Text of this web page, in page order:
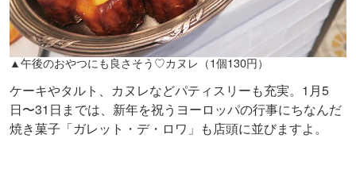
▲午後のおやつにも良さそう♡カヌレ（1個130円）
ケーキやタルト、カヌレなどパティスリーも充実。1月5
日〜31日までは、新年を祝うヨーロッパの行事にちなんだ
焼き菓子「ガレット・デ・ロワ」も店頭に並びますよ。